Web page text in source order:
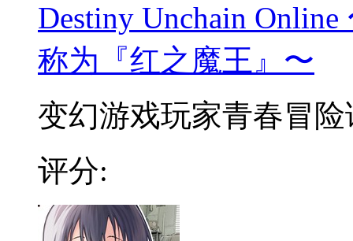
Destiny Unchain
称为『红之魔王』〜
变幻游戏玩家青春冒险
评分: